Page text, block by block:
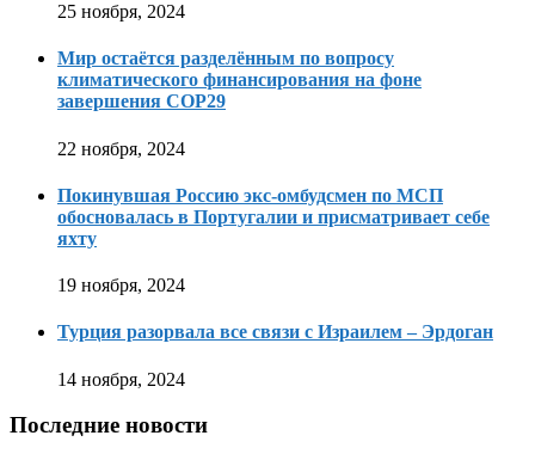
25 ноября, 2024
Мир остаётся разделённым по вопросу
климатического финансирования на фоне
завершения COP29
22 ноября, 2024
Покинувшая Россию экс-омбудсмен по МСП
обосновалась в Португалии и присматривает себе
яхту
19 ноября, 2024
Турция разорвала все связи с Израилем – Эрдоган
14 ноября, 2024
Последние новости